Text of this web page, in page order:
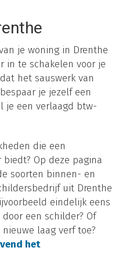
je woning in Drenthe
in te schakelen voor je
het sauswerk van
je jezelf een
je een verlaagd btw-
die een
Op deze pagina
soorten binnen- en
uit Drenthe
eindelijk eens
een schilder? Of
laag verf toe?
het